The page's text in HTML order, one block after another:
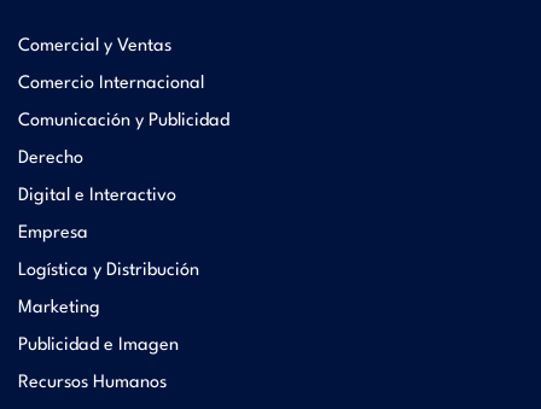
Comercial y Ventas
Comercio Internacional
Comunicación y Publicidad
Derecho
Digital e Interactivo
Empresa
Logística y Distribución
Marketing
Publicidad e Imagen
Recursos Humanos